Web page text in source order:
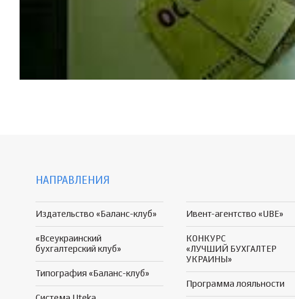
НАПРАВЛЕНИЯ
Издательство «Баланс-клуб»
«Всеукраинский
бухгалтерский клуб»
Типография «Баланс-клуб»
Ивент-агентство «UBE»
КОНКУРС
«ЛУЧШИЙ БУХГАЛТЕР
УКРАИНЫ»
Программа лояльности